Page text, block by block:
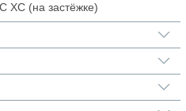
XC (на застёжке)